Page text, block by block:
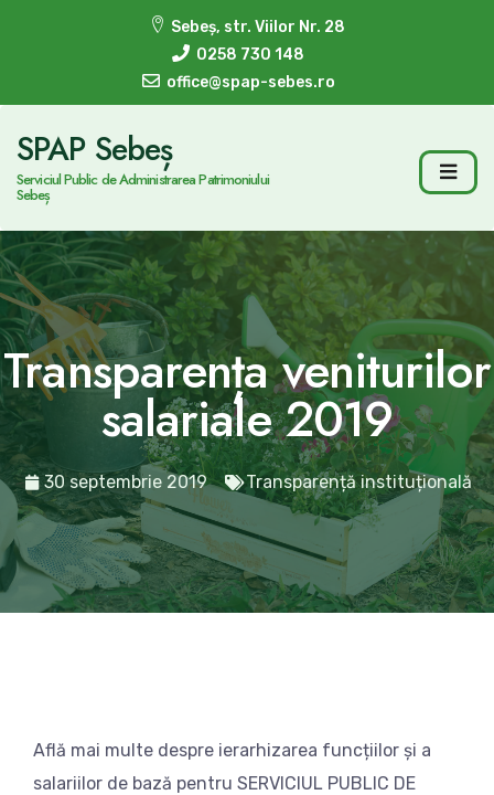
Sebeș, str. Viilor Nr. 28
0258 730 148
office@spap-sebes.ro
SPAP Sebeș
Serviciul Public de Administrarea Patrimoniului
Sebeș
Transparența veniturilor
salariale 2019
30 septembrie 2019 Transparență instituțională
Află mai multe despre ierarhizarea funcțiilor și a
salariilor de bază pentru SERVICIUL PUBLIC DE